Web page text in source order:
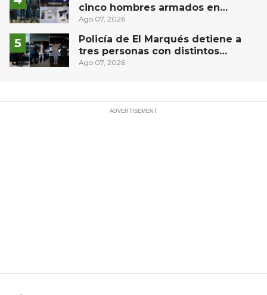
cinco hombres armados en
Puebla capital
Ago 07, 2026
Policía de El Marqués detiene a
tres personas con distintos
narcóticos
Ago 07, 2026